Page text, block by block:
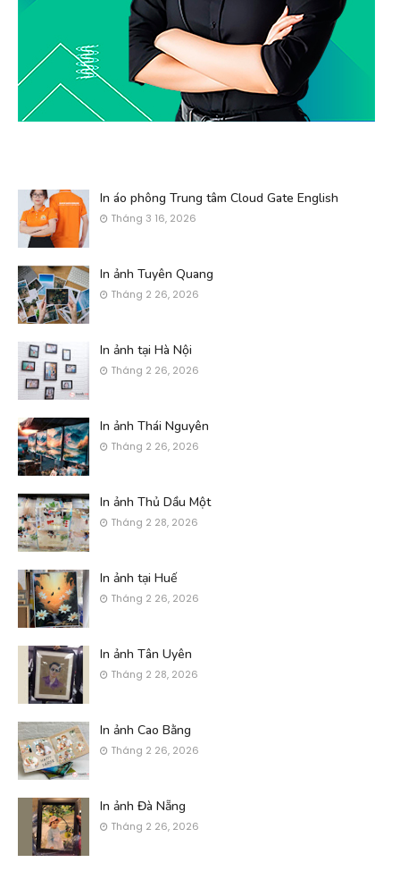
In áo phông Trung tâm Cloud Gate English
Tháng 3 16, 2026
In ảnh Tuyên Quang
Tháng 2 26, 2026
In ảnh tại Hà Nội
Tháng 2 26, 2026
In ảnh Thái Nguyên
Tháng 2 26, 2026
In ảnh Thủ Dầu Một
Tháng 2 28, 2026
In ảnh tại Huế
Tháng 2 26, 2026
In ảnh Tân Uyên
Tháng 2 28, 2026
In ảnh Cao Bằng
Tháng 2 26, 2026
In ảnh Đà Nẵng
Tháng 2 26, 2026